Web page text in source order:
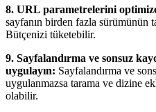
8. URL parametrelerini
sayfanın birden fazla sürümünün
Bütçenizi tüketebilir.
9. Sayfalandırma ve sonsuz
uygulayın: Sayfalandırma ve
uygulanmazsa tarama ve dizine
olabilir.